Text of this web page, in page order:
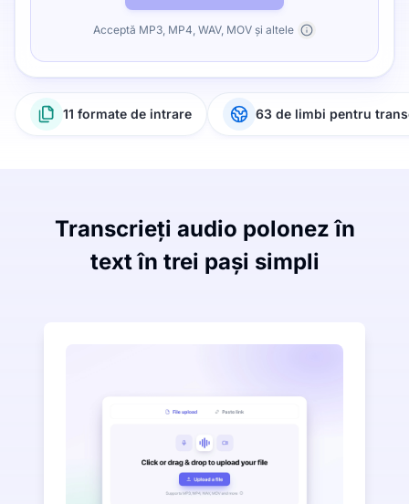
Acceptă MP3, MP4, WAV, MOV și altele
11 formate de intrare 63 de limbi pentru
Transcrieți audio polonez în
text în trei pași simpli